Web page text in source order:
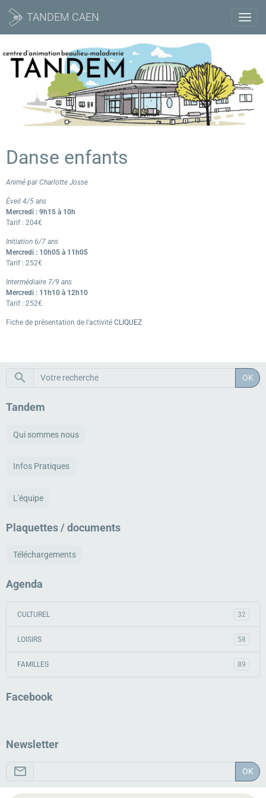
TANDEM CAEN
Danse enfants
Animé par Charlotte Josse
Éveil 4/5 ans
Mercredi : 9h15 à 10h
Tarif : 204€
Initiation 6/7 ans
Mercredi : 10h05 à 11h05
Tarif : 252€
Intermédiaire 7/9 ans
Mercredi : 11h10 à 12h10
Tarif : 252€
Fiche de présentation de l'activité CLIQUEZ
OK
Tandem
Qui sommes nous
Infos Pratiques
L'équipe
Plaquettes / documents
Téléchargements
Agenda
CULTUREL 32
LOISIRS 58
FAMILLES 89
Facebook
Newsletter
OK